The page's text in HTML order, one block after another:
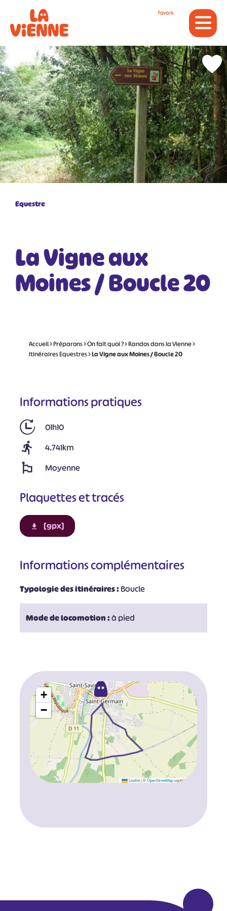
Favoris
Equestre
La Vigne aux
Moines / Boucle 20
Retour
Accueil>Préparons>On fait quoi ?>Randos dans la Vienne>
Itinéraires Equestres>La Vigne aux Moines / Boucle 20
Informations pratiques
01h10
4.741km
Moyenne
Plaquettes et tracés
[gpx]
Informations complémentaires
Typologie des itinéraires :Boucle
Mode de locomotion :à pied
+
−
Leaflet |©OpenStreetMapcontributors